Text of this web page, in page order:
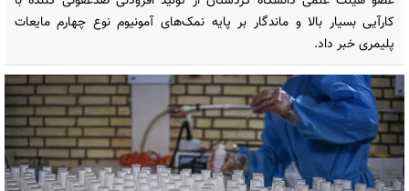
کارآیی بسیار بالا و ماندگار بر پایه نمک‌های آمونیوم نوع چهارم مایعات
پلیمری خبر داد.